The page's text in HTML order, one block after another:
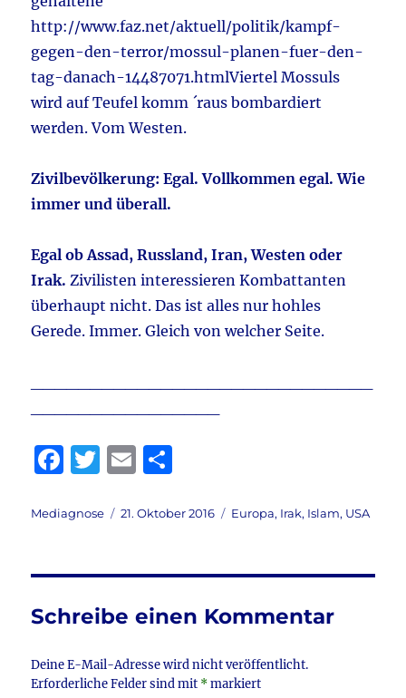
http://www.faz.net/aktuell/politik/kampf-
gegen-den-terror/mossul-planen-fuer-den-
tag-danach-14487071.htmlViertel Mossuls
wird auf Teufel komm ´raus bombardiert
werden. Vom Westen.
Zivilbevölkerung: Egal. Vollkommen egal. Wie
immer und überall.
Egal ob Assad, Russland, Iran, Westen oder
Irak. Zivilisten interessieren Kombattanten
überhaupt nicht. Das ist alles nur hohles
Gerede. Immer. Gleich von welcher Seite.
F
c
b
o
o
k
T
it
r
E
ai le
Autor
Mediagnose
Veröffentlicht
21. Oktober 2016 Kategorien
Europa, Irak, Islam, USA
Schreibe einen Kommentar
Deine E-Mail-Adresse wird nicht veröffentlicht.
Erforderliche Felder sind mit *markiert